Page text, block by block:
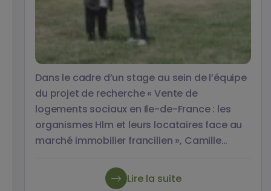
Dans le cadre d’un stage au sein de l’équipe
du projet de recherche « Vente de
logements sociaux en Ile-de-France : les
organismes Hlm et leurs locataires face au
marché immobilier francilien », Camille
Paris 1 Panthéon Sorbonne, a réalisé une
étude auprès de 16 ménages ayant acquis
Lire la suite